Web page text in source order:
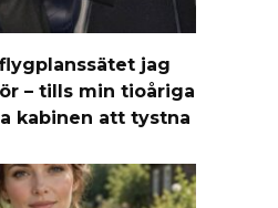
jag
– tills min tioåriga
kabinen att tystna